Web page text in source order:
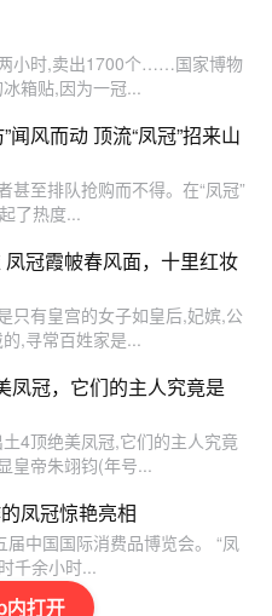
内打开
小时,卖出1700个……国家博物
箱贴,因为一冠...
闻风而动 顶流“凤冠”招来山
至排队抢购而不得。在“凤冠”
了热度...
冠霞帔春风面，十里红妆
只有皇宫的女子如皇后,妃嫔,公
,寻常百姓家是...
冠，它们的主人究竟是
4顶绝美凤冠,它们的主人究竟
皇帝朱翊钧(年号...
凤冠惊艳亮相
届中国国际消费品博览会。 “凤
千余小时...